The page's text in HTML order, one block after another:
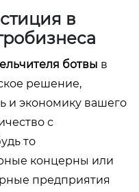
в
ботвы в
решение,
и экономику вашего
с
то
концерны или
предприятия